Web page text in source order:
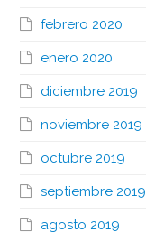
febrero 2020
enero 2020
diciembre 2019
noviembre 2019
octubre 2019
septiembre 2019
agosto 2019